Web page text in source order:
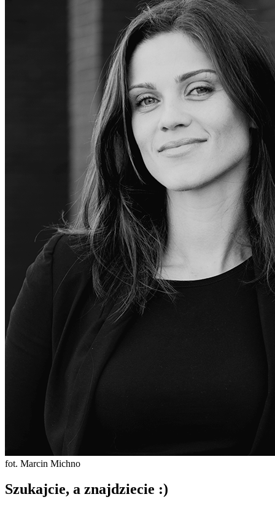
fot. Marcin Michno
Szukajcie, a znajdziecie :)